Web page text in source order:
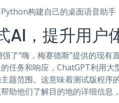
构建自己的桌面语音助手
AI，提升用户
了“嗨，梅赛德斯”提供的现
任务和响应，ChatGPT利用
题范围。这意味着测试版程序
助他们了解目的地的详细信息